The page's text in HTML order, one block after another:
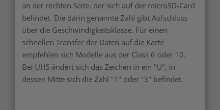
an der rechten Seite, der sich auf der microSD-Card
befindet. Die darin genannte Zahl gibt Aufschluss
über die Geschwindigkeitsklasse. Für einen
schnellen Transfer der Daten auf die Karte
empfehlen sich Modelle aus der Class 6 oder 10.
Bei UHS ändert sich das Zeichen in ein "U", in
dessen Mitte sich die Zahl "1" oder "3" befindet.